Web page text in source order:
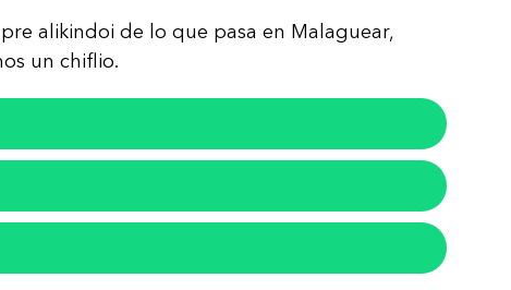
alikindoi de lo que pasa en Malaguear,
un chiflio.